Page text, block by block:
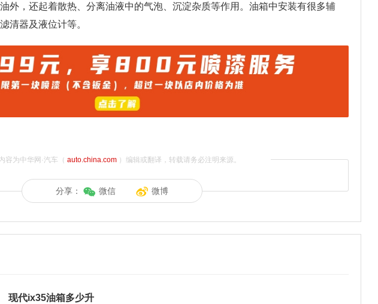
外，还起着散热、分离油液中的气泡、沉淀杂质等作用。油箱中安装有很多辅
清器及液位计等。
容为中华网·汽车（ auto.china.com）编辑或翻译，转载请务必注明来源。
分享： 微信 微博
现代ix35油箱多少升